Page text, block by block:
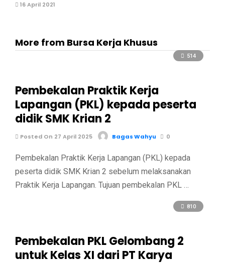
16 April 2021
More from Bursa Kerja Khusus
514
Pembekalan Praktik Kerja
Lapangan (PKL) kepada peserta
didik SMK Krian 2
Posted On 27 April 2025 Bagas Wahyu 0
Pembekalan Praktik Kerja Lapangan (PKL) kepada
peserta didik SMK Krian 2 sebelum melaksanakan
Praktik Kerja Lapangan. Tujuan pembekalan PKL …
810
Pembekalan PKL Gelombang 2
untuk Kelas XI dari PT Karya